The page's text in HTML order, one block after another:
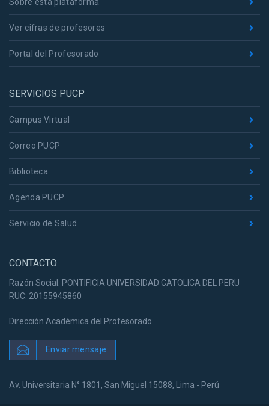
Sobre esta plataforma
Ver cifras de profesores
Portal del Profesorado
SERVICIOS PUCP
Campus Virtual
Correo PUCP
Biblioteca
Agenda PUCP
Servicio de Salud
CONTACTO
Razón Social: PONTIFICIA UNIVERSIDAD CATOLICA DEL PERU
RUC: 20155945860
Dirección Académica del Profesorado
Enviar mensaje
Av. Universitaria N° 1801, San Miguel 15088, Lima - Perú